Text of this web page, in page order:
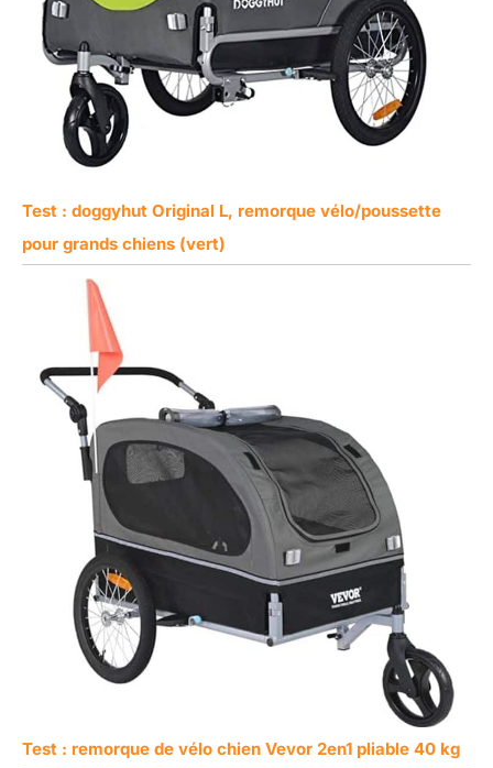
Test : doggyhut Original L, remorque vélo/poussette
pour grands chiens (vert)
Test : remorque de vélo chien Vevor 2en1 pliable 40 kg